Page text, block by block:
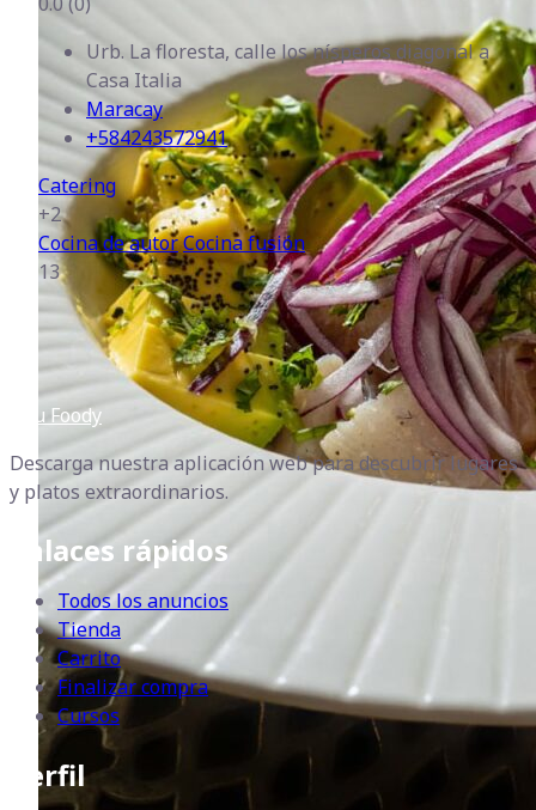
Urb. La floresta, calle los nísperos diagonal a
Casa Italia
Maracay
+584243572941
Catering
+2
Cocina de autorCocina fusión
13
Gou Foody
Descarga nuestra aplicación web para descubrir lugares
y platos extraordinarios.
Enlaces rápidos
Todos los anuncios
Tienda
Carrito
Finalizar compra
Cursos
Perfil